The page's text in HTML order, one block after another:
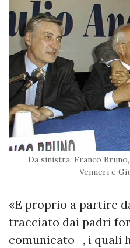
Da sinistra: Franco
Venneri e
«E proprio a partire
tracciato dai padri
comunicato -, i quali